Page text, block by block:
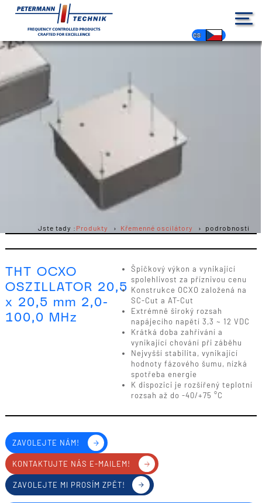
DE
EN
FR
ES
PL
IT
NL
HU
CS
Jste tady : Produkty Křemenné oscilátory podrobnosti
THT OCXO
OSZILLATOR 20,5
x 20,5 mm 2,0-
100,0 MHz
Špičkový výkon a vynikající
spolehlivost za příznivou cenu
Konstrukce OCXO založená na
SC-Cut a AT-Cut
Extrémně široký rozsah
napájecího napětí 3,3 ~ 12 VDC
Krátká doba zahřívání a
vynikající chování při záběhu
Nejvyšší stabilita, vynikající
hodnoty fázového šumu, nízká
spotřeba energie
K dispozici je rozšířený teplotní
rozsah až do -40/+75 °C
ZAVOLEJTE NÁM!
KONTAKTUJTE NÁS E-MAILEM!
ZAVOLEJTE MI PROSÍM ZPĚT!